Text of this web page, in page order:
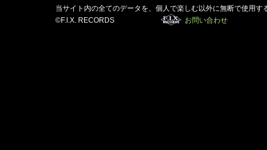
当サイト内の全てのデータを、個人で楽しむ以外に無断で使用す
©F.I.X. RECORDS
お問い合わせ